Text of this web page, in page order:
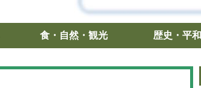
食・自然・観光 歴史・平和